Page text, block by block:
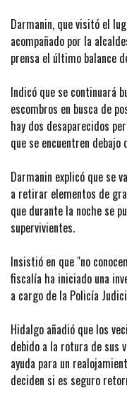
Darmanin, que visitó el
acompañado por la
prensa el último balance
Indicó que se continuará
escombros en busca de
hay dos desaparecidos
que se encuentren
Darmanin explicó que se
a retirar elementos de
que durante la noche se
supervivientes.
Insistió en que "no
fiscalía ha iniciado una
a cargo de la Policía
Hidalgo añadió que los
debido a la rotura de sus
ayuda para un
deciden si es seguro